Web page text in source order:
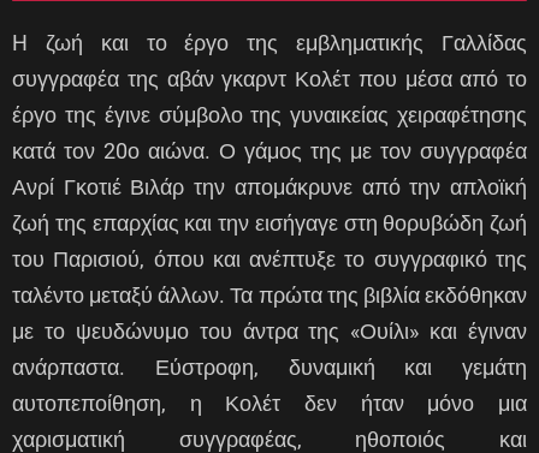
H ζωή και το έργο της εμβληματικής Γαλλίδας
συγγραφέα της αβάν γκαρντ Κολέτ που μέσα από το
έργο της έγινε σύμβολο της γυναικείας χειραφέτησης
κατά τον 20ο αιώνα. Ο γάμος της με τον συγγραφέα
Ανρί Γκοτιέ Βιλάρ την απομάκρυνε από την απλοϊκή
ζωή της επαρχίας και την εισήγαγε στη θορυβώδη ζωή
του Παρισιού, όπου και ανέπτυξε το συγγραφικό της
ταλέντο μεταξύ άλλων. Τα πρώτα της βιβλία εκδόθηκαν
με το ψευδώνυμο του άντρα της «Ουίλι» και έγιναν
ανάρπαστα. Εύστροφη, δυναμική και γεμάτη
αυτοπεποίθηση, η Κολέτ δεν ήταν μόνο μια
χαρισματική συγγραφέας, ηθοποιός και